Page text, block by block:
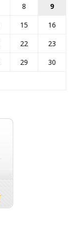
8
9
15
16
22
23
29
30